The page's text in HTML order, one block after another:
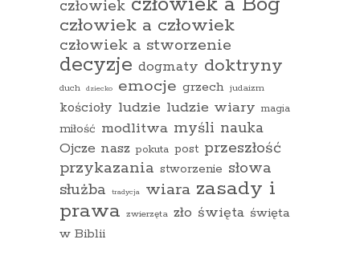
człowiek
człowiek a człowiek
człowiek a stworzenie
decyzje dogmaty doktryny
duch dziecko emocje grzech judaizm
kościoły ludzie ludzie wiary magia
miłość modlitwa myśli nauka
Ojcze nasz pokuta post przeszłość
przykazania stworzenie słowa
służba
tradycja wiara zasady i
prawa zwierzęta zło święta święta
w Biblii